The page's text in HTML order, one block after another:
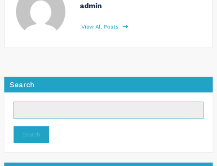
admin
View All Posts
Search
Search